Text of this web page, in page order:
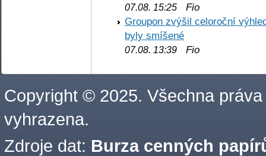
07.08. 15:25 Fio
Groupon zvýšil celoroční
byly smíšené
07.08. 13:39 Fio
Copyright © 2025. Všechna práva
vyhrazena.
Zdroje dat: Burza cenných